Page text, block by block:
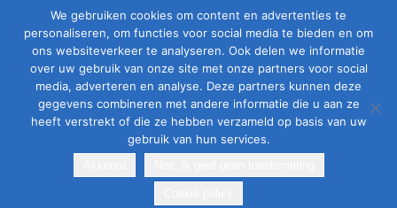
Papendorpseweg 75, 3528 BJ Utrecht
Stuur een e-mail
info@feda.nl
Bel ons
+31 88 4008506
We gebruiken cookies om content en advertenties te
personaliseren, om functies voor social media te bieden en om
ons websiteverkeer te analyseren. Ook delen we informatie
over uw gebruik van onze site met onze partners voor social
media, adverteren en analyse. Deze partners kunnen deze
gegevens combineren met andere informatie die u aan ze
heeft verstrekt of die ze hebben verzameld op basis van uw
gebruik van hun services.